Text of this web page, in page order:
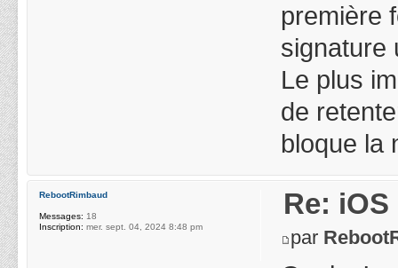
première
signature
Le plus
de
bloque la
Re:
par
RebootRimbaud
Messages: 18
Inscription: mer. sept. 04, 2024 8:48 pm